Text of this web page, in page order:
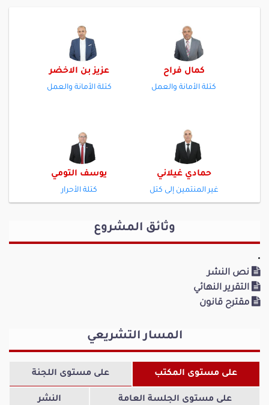
كمال فراح
كتلة الأمانة والعمل
عزيز بن الاخضر
كتلة الأمانة والعمل
حمادي غيلاني
غير المنتمين إلى كتل
يوسف التومي
كتلة الأحرار
عصام البحري الجابري
غير المنتمين إلى كتل
فوزي دعاس
غير المنتمين إلى كتل
صالح مباركي
كتلة الأمانة والعمل
وثائق المشروع
نص النشر
التقرير النهائي
مقترح قانون
المسار التشريعي
على مستوى المكتب على مستوى اللجنة
على مستوى الجلسة العامة النشر